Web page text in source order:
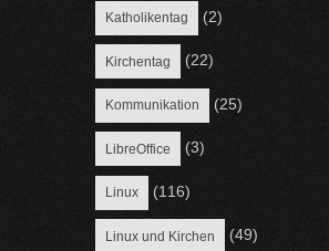
Katholikentag (2)
Kirchentag (22)
Kommunikation (25)
LibreOffice (3)
Linux (116)
Linux und Kirchen (49)